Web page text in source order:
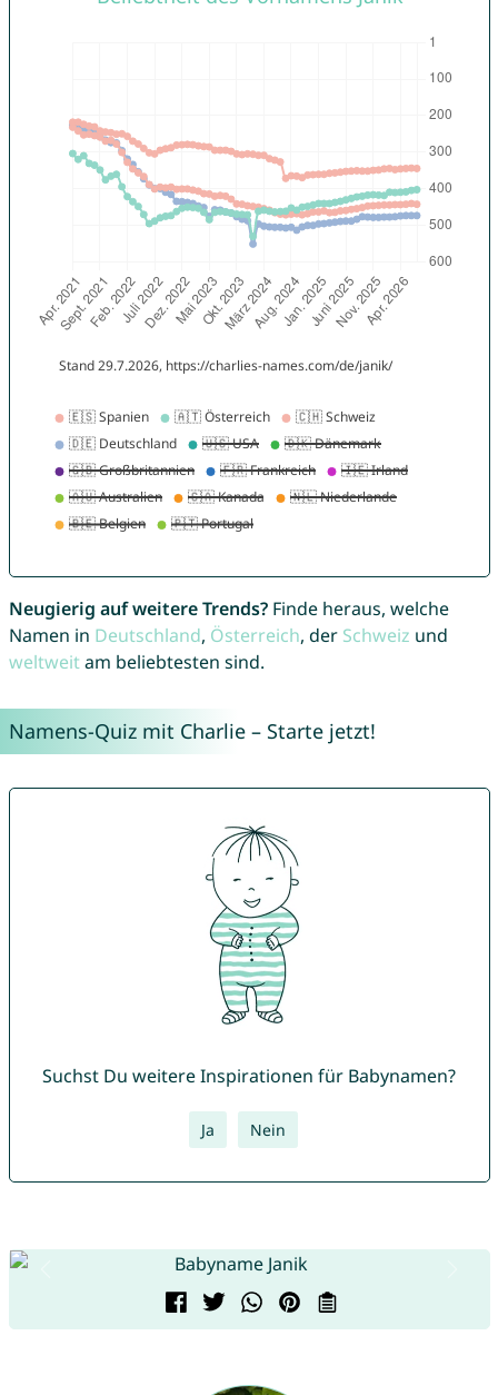
Neugierig auf weitere Trends?Finde heraus, welche
Namen in Deutschland, Österreich, der Schweiz und
weltweitam beliebtesten sind.
Namens-Quiz mit Charlie – Starte jetzt!
Suchst Du weitere Inspirationen für Babynamen?
Ja Nein